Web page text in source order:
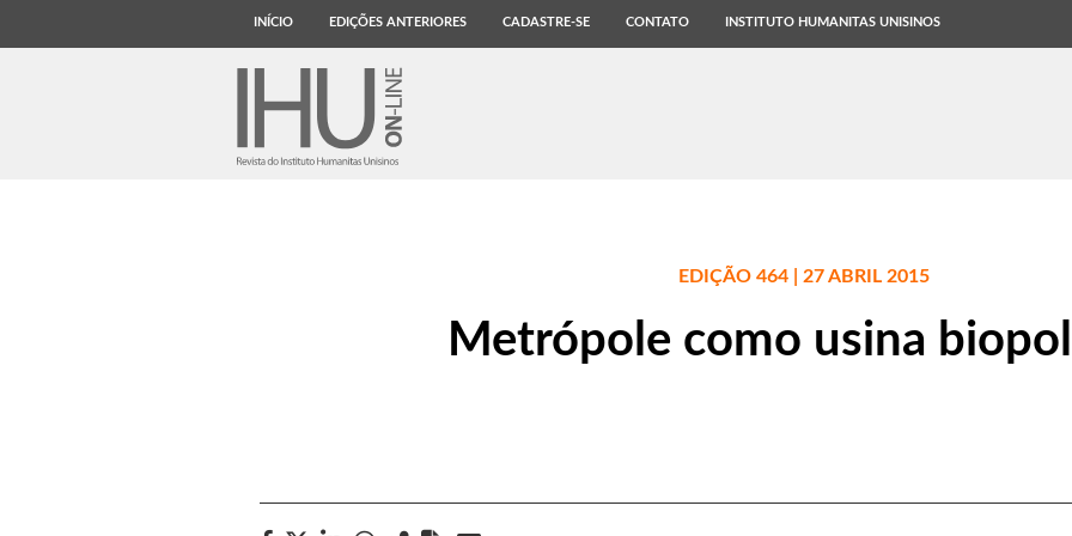
INÍCIO EDIÇÕES ANTERIORES CADASTRE-SE CONTATO INSTITUTO HUMANITAS UNISINOS
EDIÇÃO 464 | 27 ABRIL 2015
Metrópole como usina